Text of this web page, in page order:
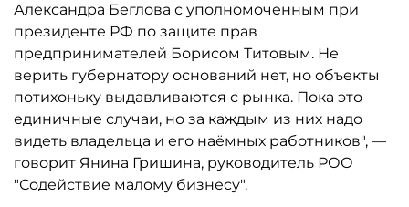
Александра Беглова с уполномоченным при
президенте РФ по защите прав
предпринимателей Борисом Титовым. Не
верить губернатору оснований нет, но объекты
потихоньку выдавливаются с рынка. Пока это
единичные случаи, но за каждым из них надо
видеть владельца и его наёмных работников", —
говорит Янина Гришина, руководитель РОО
"Содействие малому бизнесу".